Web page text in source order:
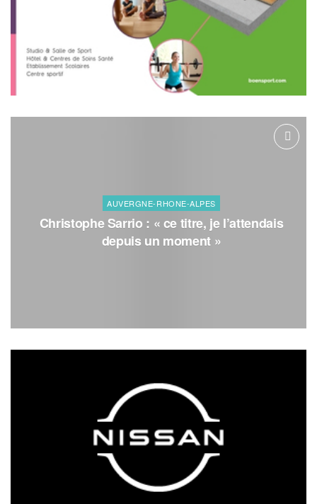
AUVERGNE-RHONE-ALPES
Christophe Sarrio : « ce titre, je l’attendais
depuis un moment »